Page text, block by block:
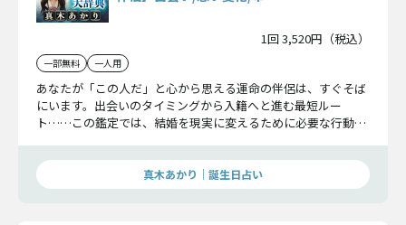
1回 3,520円（税込）
一部無料 一人用
あなたが「この人だ」と心から思える運命の伴侶は、すぐそば
にいます。出会いのタイミングから入籍へと進む最短ルー
ト……この鑑定では、結婚を現実に変えるために必要な行動、
真木あかり｜誕生日占い